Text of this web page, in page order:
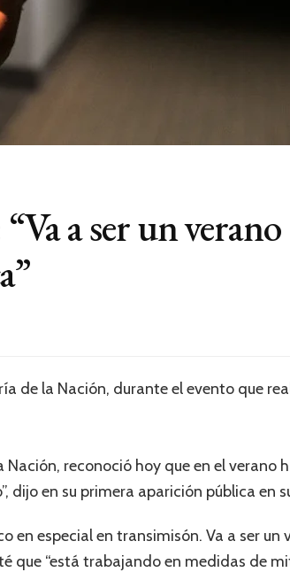
a ser un verano
de la Nación, durante el evento que
reconoció hoy que en el verano
dijo en su primera aparición pública en
en especial en transimisón. Va a ser un
que “está trabajando en medidas de